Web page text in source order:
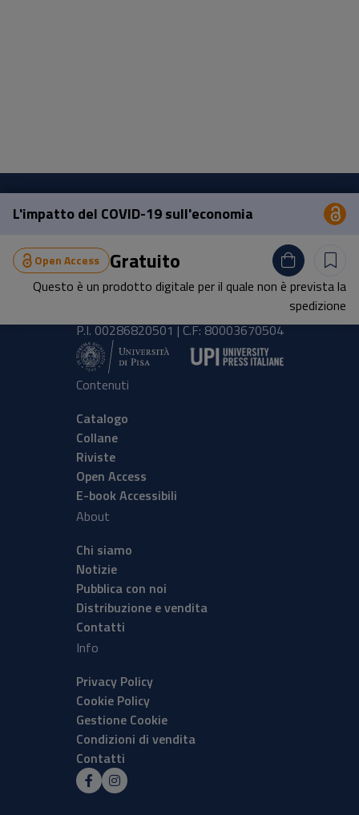
L'impatto del COVID-19 sull'economia
Gratuito
Open Access
Questo è un prodotto digitale per il quale non è prevista la
spedizione
Pisa University Press
Lungarno Pacinotti 43/44 56126 Pisa
tel.+39 050 2212056
P.I. 00286820501 | C.F: 80003670504
Contenuti
Catalogo
Collane
Riviste
Open Access
E-book Accessibili
About
Chi siamo
Notizie
Pubblica con noi
Distribuzione e vendita
Contatti
Info
Privacy Policy
Cookie Policy
Gestione Cookie
Condizioni di vendita
Contatti